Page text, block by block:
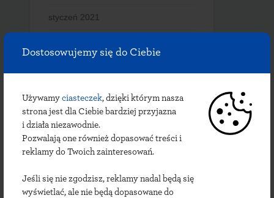
Dostosowujemy się do Ciebie
Używamy ciasteczek, dzięki którym nasza
strona jest dla Ciebie bardziej przyjazna
i działa niezawodnie.
Pozwalają one również dopasować treści i
reklamy do Twoich zainteresowań.
Jeśli się nie zgodzisz, reklamy nadal będą się
wyświetlać, ale nie będą dopasowane do
styczeń 2021
październik 2020
wrzesień 2020
lipiec 2020
maj 2020